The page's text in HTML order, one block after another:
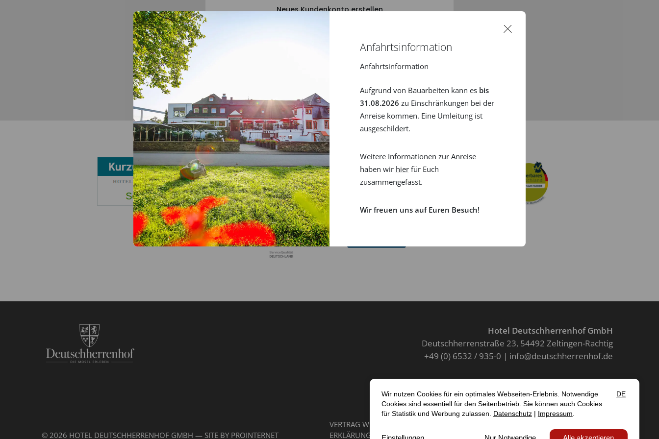
Neues Kundenkonto erstellen
Hotel Deutschherrenhof GmbH
Deutschherrenstraße 23 54492 Zeltingen-Rachtig
+49 (0) 6532 / 935-0
info@deutschherrenhof.de
© 2026 HOTEL DEUTSCHHERRENHOF GMBH — SITE BY PROINTERNET
VERTRAG WIDERRUFEN
ERKLÄRUNG ZUR BARRIEREFREIHEIT
Anfahrtsinformation
Anfahrtsinformation
Aufgrund von Bauarbeiten kann es bis
31.08.2026 zu Einschränkungen bei der
Anreise kommen. Eine Umleitung ist
ausgeschildert.
Weitere Informationen zur Anreise
haben wir hierfür Euch
zusammengefasst.
Wir freuen uns auf Euren Besuch!